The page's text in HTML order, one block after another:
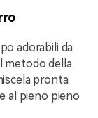
adorabili da
metodo della
pronta.
al pieno pieno